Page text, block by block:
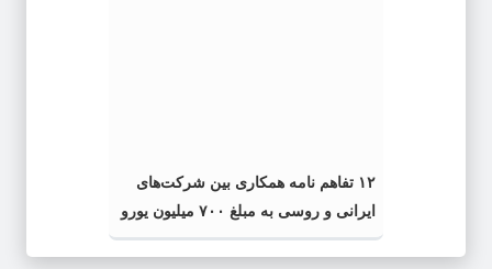
۱۲ تفاهم نامه همکاری بین شرکت‌های
ایرانی و روسی به مبلغ ۷۰۰ میلیون یورو
امضا شد